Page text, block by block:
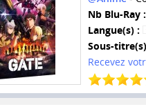
Nb Blu-Ray :
Langue(s) :
Sous-
Recevez